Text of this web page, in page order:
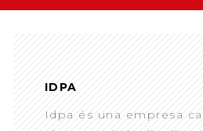
IDPA
Idpa és una empresa